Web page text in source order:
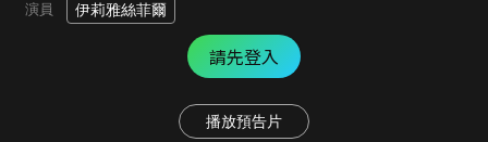
演員 伊莉雅絲菲爾
請先登入
播放預告片